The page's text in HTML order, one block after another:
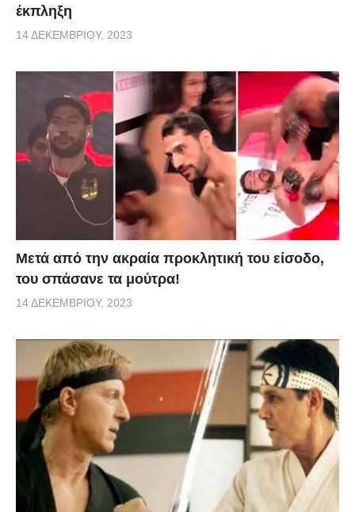
έκπληξη
14 ΔΕΚΕΜΒΡΊΟΥ, 2023
Μετά από την ακραία προκλητική του είσοδο,
του σπάσανε τα μούτρα!
14 ΔΕΚΕΜΒΡΊΟΥ, 2023